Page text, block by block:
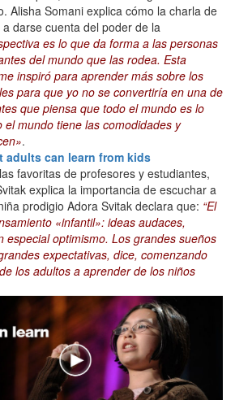
Alisha Somani explica cómo la charla de
darse cuenta del poder de la
es lo que da forma a las personas
del mundo que las rodea. Esta
inspiró para aprender más sobre los
para que yo no se convertiría en una de
que piensa que todo el mundo es lo
el mundo tiene las comodidades y
.
adults can learn from kids
favoritas de profesores y estudiantes,
explica la importancia de escuchar a
prodigio Adora Svitak declara que: “El
«infantil»: ideas audaces,
especial optimismo. Los grandes sueños
expectativas, dice, comenzando
los adultos a aprender de los niños